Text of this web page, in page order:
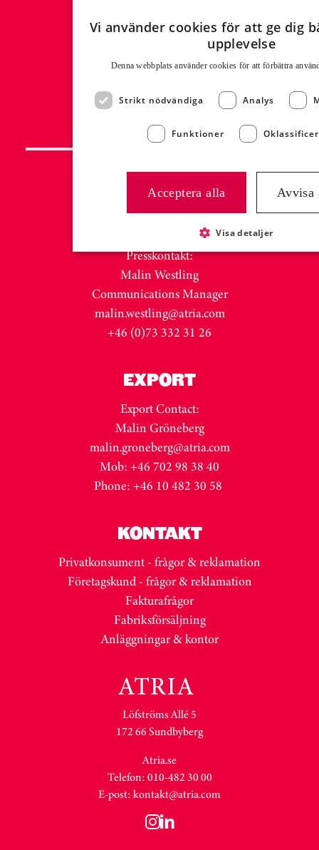
Historia
Hållbarhetsrapport
Atria Code of Conduct
PRESS & NYHETER
Nyhetsrum
Mediabank MyNewsDesk
Presskontakt:
Malin Westling
Communications Manager
malin.westling@atria.com
+46 (0)73 332 31 26
EXPORT
Export Contact:
Malin Gröneberg
malin.groneberg@atria.com
Mob: +46 702 98 38 40
Phone: +46 10 482 30 58
KONTAKT
Privatkonsument - frågor & reklamation
Företagskund - frågor & reklamation
Fakturafrågor
Fabriksförsäljning
Anläggningar & kontor
Löfströms Allé 5
172 66 Sundbyberg
Atria.se
Telefon: 010-482 30 00
E-post: kontakt@atria.com
Vi använder cookies för att ge dig
upplevelse
Denna webbplats använder cookies för att för­bättra
Strikt nödvändiga Analys
Funktioner
Acceptera alla Avvisa
Visa detaljer